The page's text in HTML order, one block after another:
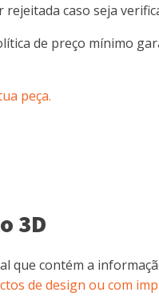
caso seja
de preço mínimo
peça.
3D
que contém a
de design ou com